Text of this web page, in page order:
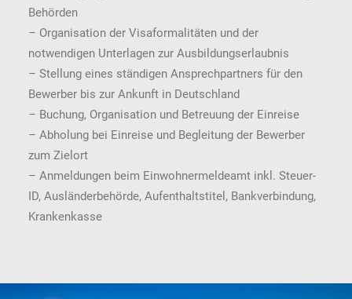
Behörden
– Organisation der Visaformalitäten und der
notwendigen Unterlagen zur Ausbildungserlaubnis
– Stellung eines ständigen Ansprechpartners für den
Bewerber bis zur Ankunft in Deutschland
– Buchung, Organisation und Betreuung der Einreise
– Abholung bei Einreise und Begleitung der Bewerber
zum Zielort
– Anmeldungen beim Einwohnermeldeamt inkl. Steuer-
ID, Ausländerbehörde, Aufenthaltstitel, Bankverbindung,
Krankenkasse